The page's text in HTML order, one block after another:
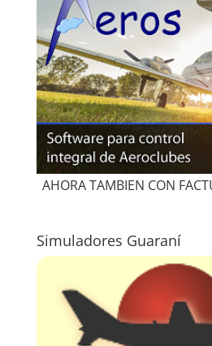
AHORA TAMBIEN CON
Simuladores Guaraní